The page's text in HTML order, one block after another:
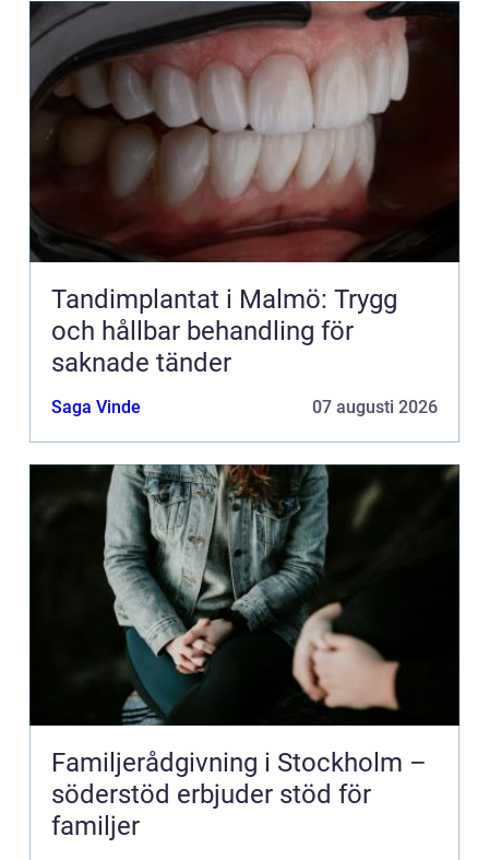
Tandimplantat i Malmö: Trygg
och hållbar behandling för
saknade tänder
Saga Vinde 07 augusti 2026
Familjerådgivning i Stockholm –
söderstöd erbjuder stöd för
familjer